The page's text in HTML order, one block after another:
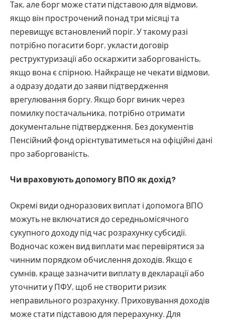
Так, але борг може стати підставою для відмови,
якщо він прострочений понад три місяці та
перевищує встановлений поріг. У такому разі
потрібно погасити борг, укласти договір
реструктуризації або оскаржити заборгованість,
якщо вона є спірною. Найкраще не чекати відмови,
а одразу додати до заяви підтвердження
врегулювання боргу. Якщо борг виник через
помилку постачальника, потрібно отримати
документальне підтвердження. Без документів
Пенсійний фонд орієнтуватиметься на офіційні дані
про заборгованість.
Чи враховують допомогу ВПО як дохід?
Окремі види одноразових виплат і допомога ВПО
можуть не включатися до середньомісячного
сукупного доходу під час розрахунку субсидії.
Водночас кожен вид виплати має перевірятися за
чинним порядком обчислення доходів. Якщо є
сумнів, краще зазначити виплату в декларації або
уточнити у ПФУ, щоб не створити ризик
неправильного розрахунку. Приховування доходів
може стати підставою для перерахунку. Для